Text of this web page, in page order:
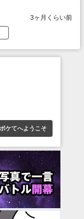
3ヶ月くらい前
ボケてへようこそ